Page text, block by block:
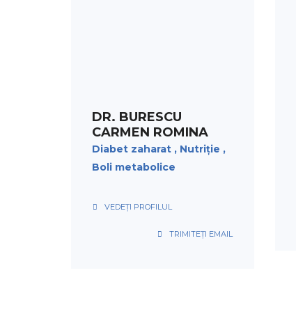
DR. BURESCU
CARMEN ROMINA
Diabet zaharat
Nutriție
Boli metabolice
VEDEȚI PROFILUL
TRIMITEȚI EMAIL